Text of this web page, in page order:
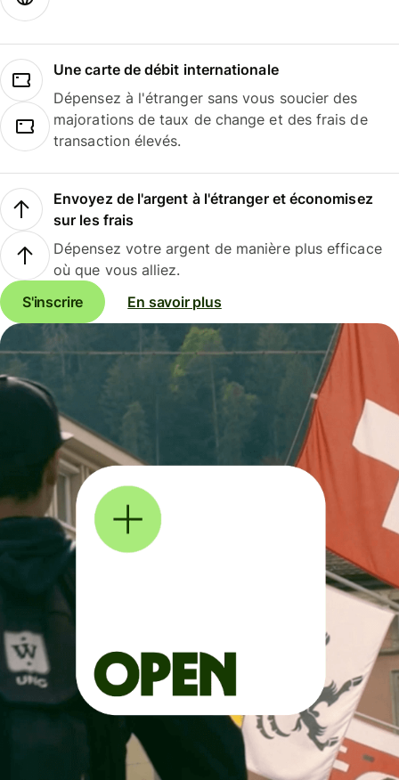
Une carte de débit internationale
Dépensez à l'étranger sans vous soucier des
majorations de taux de change et des frais de
transaction élevés.
Envoyez de l'argent à l'étranger et économisez
sur les frais
Dépensez votre argent de manière plus efficace
où que vous alliez.
S'inscrire
En savoir plus